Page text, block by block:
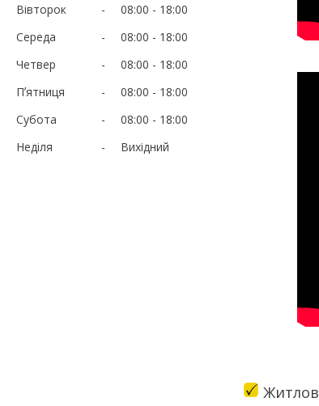
Вівторок
08:00
18:00
Середа
08:00
18:00
Четвер
08:00
18:00
Пʼятниця
08:00
18:00
Субота
08:00
18:00
Неділя
Вихідний